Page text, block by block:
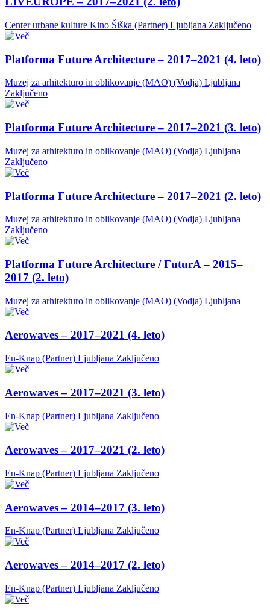
Center urbane kulture Kino Šiška (Partner) Ljubljana Zaključeno
Platforma Future Architecture – 2017–2021 (4. leto)
Muzej za arhitekturo in oblikovanje (MAO) (Vodja) Ljubljana
Zaključeno
Platforma Future Architecture – 2017–2021 (3. leto)
Muzej za arhitekturo in oblikovanje (MAO) (Vodja) Ljubljana
Zaključeno
Platforma Future Architecture – 2017–2021 (2. leto)
Muzej za arhitekturo in oblikovanje (MAO) (Vodja) Ljubljana
Zaključeno
Platforma Future Architecture / FuturA – 2015–
2017 (2. leto)
Muzej za arhitekturo in oblikovanje (MAO) (Vodja) Ljubljana
Aerowaves – 2017–2021 (4. leto)
En-Knap (Partner) Ljubljana Zaključeno
Aerowaves – 2017–2021 (3. leto)
En-Knap (Partner) Ljubljana Zaključeno
Aerowaves – 2017–2021 (2. leto)
En-Knap (Partner) Ljubljana Zaključeno
Aerowaves – 2014–2017 (3. leto)
En-Knap (Partner) Ljubljana Zaključeno
Aerowaves – 2014–2017 (2. leto)
En-Knap (Partner) Ljubljana Zaključeno